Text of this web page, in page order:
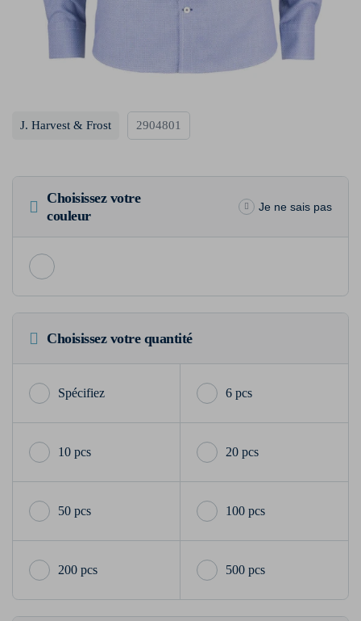
J. Harvest & Frost 2904801
Choisissez votre
couleur
Je ne sais pas
Choisissez votre quantité
6 pcs
10 pcs 20 pcs
50 pcs 100 pcs
200 pcs 500 pcs